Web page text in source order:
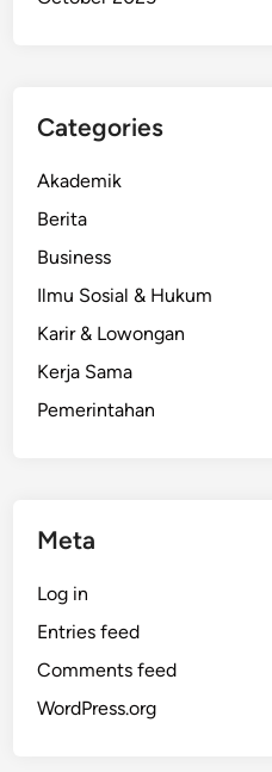
Categories
Akademik
Berita
Business
Ilmu Sosial & Hukum
Karir & Lowongan
Kerja Sama
Pemerintahan
Meta
Log in
Entries feed
Comments feed
WordPress.org